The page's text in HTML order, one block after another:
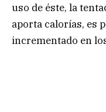
uso de éste, la
aporta calorías, es
incrementado en